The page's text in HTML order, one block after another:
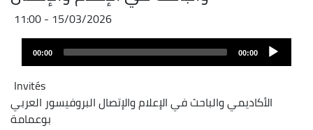
15/03/2026 - 11:00
00:00
00:00
Invités
الأكاديمي والباحث في الإعلام والإتصال البروفيسور العربي
بوعمامة